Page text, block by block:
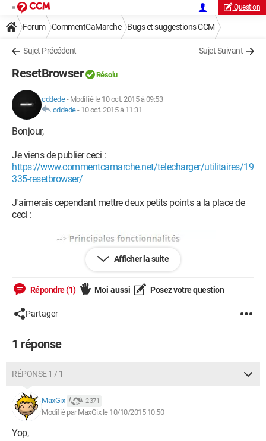
Question
Forum CommentCaMarche Bugs et suggestions CCM
Sujet Précédent Sujet Suivant
ResetBrowser Résolu
cddede- Modifié le 10 oct. 2015 à 09:53
cddede- 10 oct. 2015 à 11:31
Bonjour,
Je viens de publier ceci :
https://www.commentcamarche.net/telecharger/utilitaires/19
335-resetbrowser/
J'aimerais cependant mettre deux petits points a la place de
ceci :
Comment faire, ça ne marche pas?
Cdlt
--
Cddede Membre de CCM
Afficher la suite
Répondre (1) Moi aussi Posez votre question
Partager
1 réponse
RÉPONSE 1 / 1
MaxGix 2 371
Modifié par MaxGix le 10/10/2015 10:50
Yop,